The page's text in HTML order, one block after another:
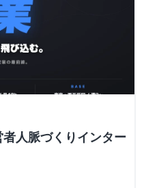
人脈づくりインター